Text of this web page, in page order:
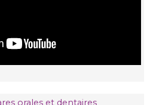
orales et dentaires